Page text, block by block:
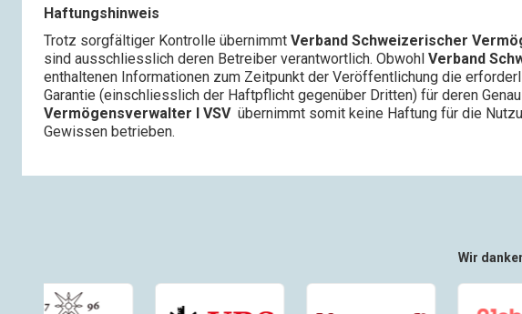
Haftungshinweis
Trotz sorgfältiger Kontrolle übernimmt Verband Schweizerischer
sind ausschliesslich deren Betreiber verantwortlich. Obwohl Verband
enthaltenen Informationen zum Zeitpunkt der Veröffentlichung die
Garantie (einschliesslich der Haftpflicht gegenüber Dritten) für deren
Vermögensverwalter l VSV übernimmt somit keine Haftung für die
Gewissen betrieben.
Wir